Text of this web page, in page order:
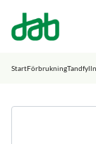
DAB Dental
StartFörbrukning